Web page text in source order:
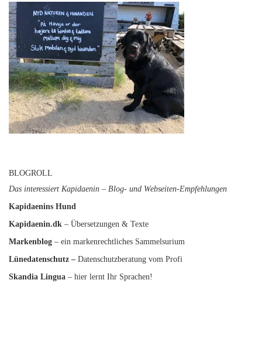
BLOGROLL
Das interessiert Kapidaenin – Blog- und Webseiten-Empfehlungen
Kapidaenins Hund
Kapidaenin.dk – Übersetzungen & Texte
Markenblog – ein markenrechtliches Sammelsurium
Lünedatenschutz – Datenschutzberatung vom Profi
Skandia Lingua – hier lernt Ihr Sprachen!